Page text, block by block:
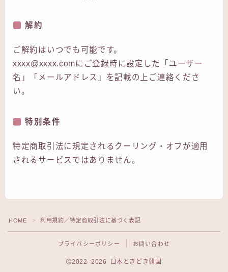
解約
ご解約はいつでも可能です。
xxxx@xxxx.comにご登録時に設定した「ユーザー
名」「メールアドレス」を記載の上ご連絡くださ
い。
特別条件
特定商取引法に規定されるクーリング・オフが適用
されるサービスではありません。
HOME ＞ 利用規約／特定商取引法に基づく表記
プライバシーポリシー お問い合わせ
2022–2026 日本ときどき韓国